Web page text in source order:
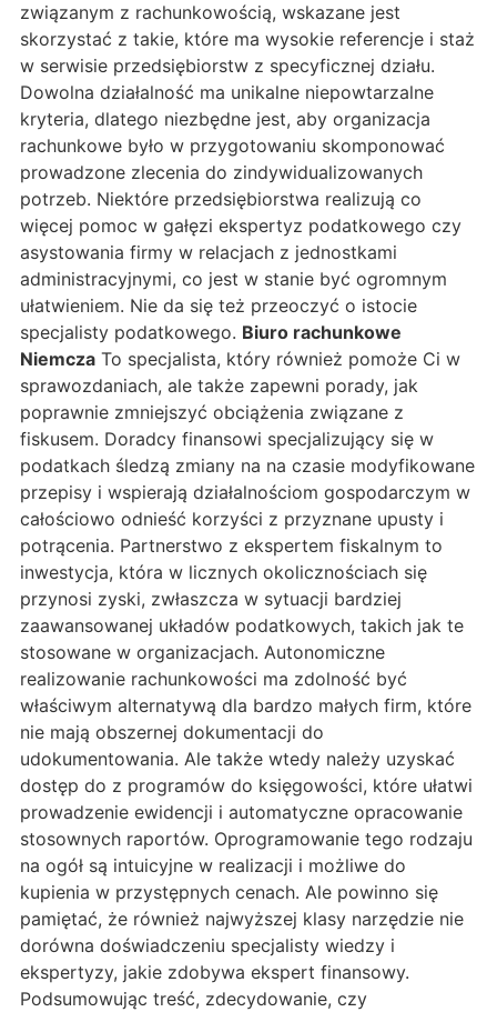
związanym z rachunkowością, wskazane jest
skorzystać z takie, które ma wysokie referencje i staż
w serwisie przedsiębiorstw z specyficznej działu.
Dowolna działalność ma unikalne niepowtarzalne
kryteria, dlatego niezbędne jest, aby organizacja
rachunkowe było w przygotowaniu skomponować
prowadzone zlecenia do zindywidualizowanych
potrzeb. Niektóre przedsiębiorstwa realizują co
więcej pomoc w gałęzi ekspertyz podatkowego czy
asystowania firmy w relacjach z jednostkami
administracyjnymi, co jest w stanie być ogromnym
ułatwieniem. Nie da się też przeoczyć o istocie
specjalisty podatkowego. Biuro rachunkowe
Niemcza To specjalista, który również pomoże Ci w
sprawozdaniach, ale także zapewni porady, jak
poprawnie zmniejszyć obciążenia związane z
fiskusem. Doradcy finansowi specjalizujący się w
podatkach śledzą zmiany na na czasie modyfikowane
przepisy i wspierają działalnościom gospodarczym w
całościowo odnieść korzyści z przyznane upusty i
potrącenia. Partnerstwo z ekspertem fiskalnym to
inwestycja, która w licznych okolicznościach się
przynosi zyski, zwłaszcza w sytuacji bardziej
zaawansowanej układów podatkowych, takich jak te
stosowane w organizacjach. Autonomiczne
realizowanie rachunkowości ma zdolność być
właściwym alternatywą dla bardzo małych firm, które
nie mają obszernej dokumentacji do
udokumentowania. Ale także wtedy należy uzyskać
dostęp do z programów do księgowości, które ułatwi
prowadzenie ewidencji i automatyczne opracowanie
stosownych raportów. Oprogramowanie tego rodzaju
na ogół są intuicyjne w realizacji i możliwe do
kupienia w przystępnych cenach. Ale powinno się
pamiętać, że również najwyższej klasy narzędzie nie
dorówna doświadczeniu specjalisty wiedzy i
ekspertyzy, jakie zdobywa ekspert finansowy.
Podsumowując treść, zdecydowanie, czy